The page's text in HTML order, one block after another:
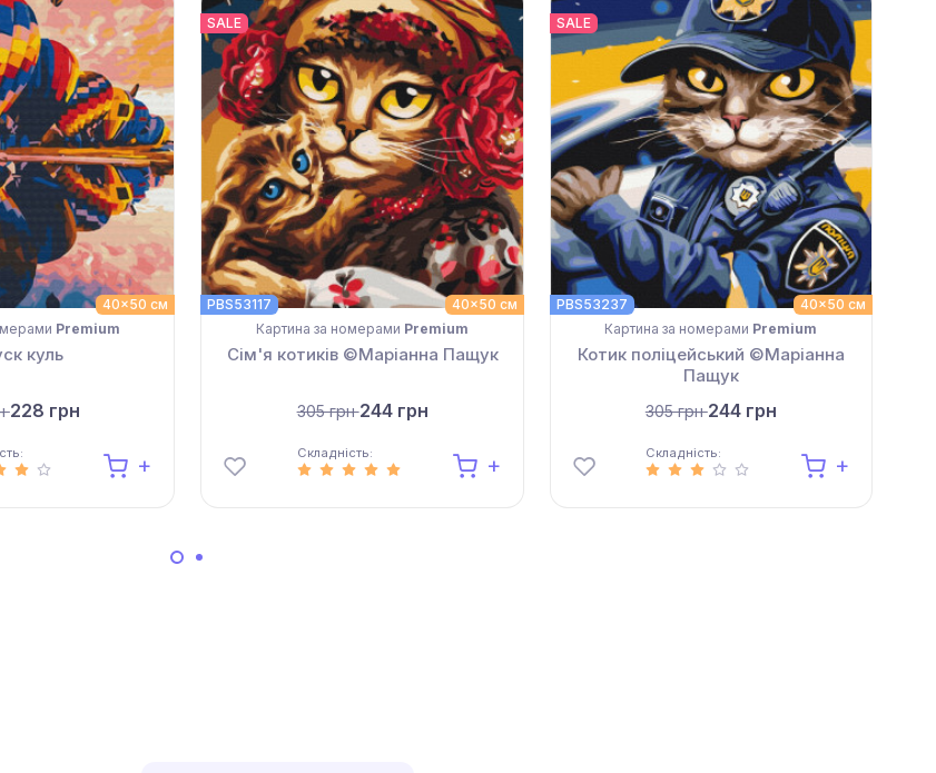
40x50 см
Premium
куль
228 грн
SALE
40x50 см
PBS53117
Картина за номерами Premium
Сім'я котиків ©Маріанна Пащук
305 грн244 грн
Складність:
SALE
40x50 см
PBS53237
Картина за номерами Premium
Котик поліцейський ©Маріанна
Пащук
305 грн244 грн
Складність: